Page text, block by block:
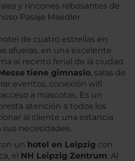
y rincones rebosantes de
Pasaje Maedler.
de cuatro estrellas en
afueras, en una excelente
al recinto ferial de la ciudad.
tiene gimnasio, salas de
eventos, conexión wifi
a mascotas. Es un
atención a todos los
al cliente una estancia
necesidades.
un hotel en Leipzig con
el NH Leipzig Zentrum. Al